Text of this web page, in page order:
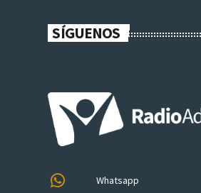
SÍGUENOS
Whatsapp